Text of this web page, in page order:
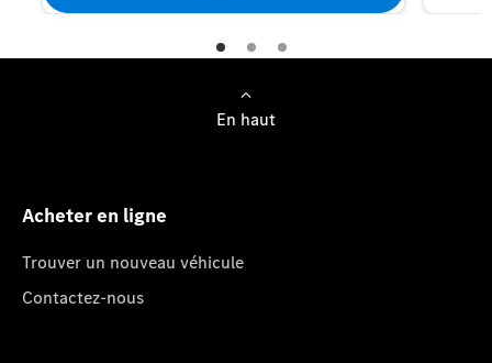
En haut
Acheter en ligne
Trouver un nouveau véhicule
Contactez-nous